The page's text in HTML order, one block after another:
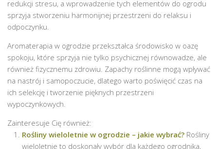
redukcji stresu, a wprowadzenie tych elementów do ogrodu
sprzyja stworzeniu harmonijnej przestrzeni do relaksu i
odpoczynku.
Aromaterapia w ogrodzie przekształca środowisko w oazę
spokoju, które sprzyja nie tylko psychicznej równowadze, ale
również fizycznemu zdrowiu. Zapachy roślinne mogą wpływać
na nastrój i samopoczucie, dlatego warto poświęcić czas na
ich selekcję i tworzenie pięknych przestrzeni
wypoczynkowych.
Zainteresuje Cię również:
Rośliny wieloletnie w ogrodzie – jakie wybrać? Rośliny
wieloletnie to doskonały wybór dla każdego ogrodnika,